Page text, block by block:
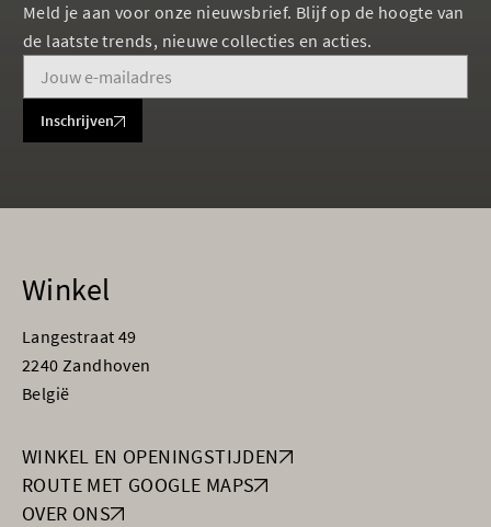
Meld je aan voor onze nieuwsbrief. Blijf op de hoogte van
de laatste trends, nieuwe collecties en acties.
Inschrijven
Winkel
Langestraat 49
2240 Zandhoven
België
WINKEL EN OPENINGSTIJDEN
ROUTE MET GOOGLE MAPS
OVER ONS